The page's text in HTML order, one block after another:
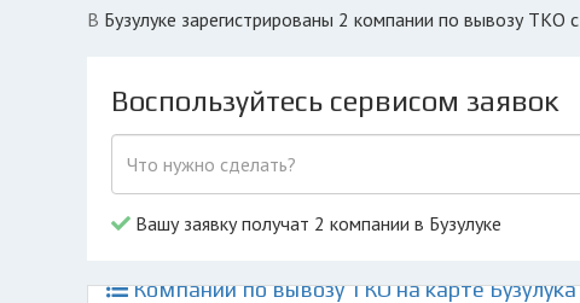
в Бузулуке зарегистрированы 2 компании по вывозу
Воспользуйтесь сервисом заявок
Вашу заявку получат 2 компании в Бузулуке
Компании по вывозу ТКО на карте Бузулука